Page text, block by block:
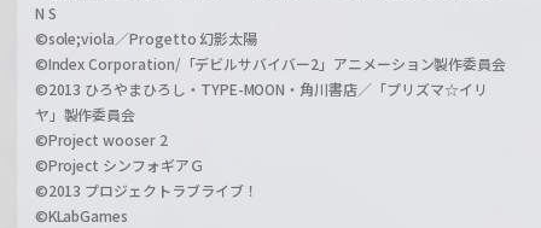
N S
©sole;viola／Progetto 幻影太陽
©Index Corporation/「デビルサバイバー2」アニメーション製作委員会
©2013 ひろやまひろし・TYPE-MOON・角川書店／「プリズマ☆イリ
ヤ」製作委員会
©Project wooser 2
©Project シンフォギアＧ
©2013 プロジェクトラブライブ！
©KLabGames